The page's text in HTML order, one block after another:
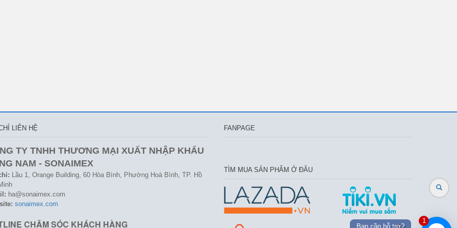
1
Bạn cần hỗ trợ?
LIÊN HỆ
TY TNHH THƯƠNG MẠI XUẤT NHẬP KHẨU
NAM - SONAIMEX
Lầu 1, Orange Building, 60 Hòa Bình, Phường Hoà Bình, TP. Hồ
ha@sonaimex.com
sonaimex.com
CHĂM SÓC KHÁCH HÀNG
FANPAGE
TÌM MUA SẢN PHẨM Ở ĐÂU